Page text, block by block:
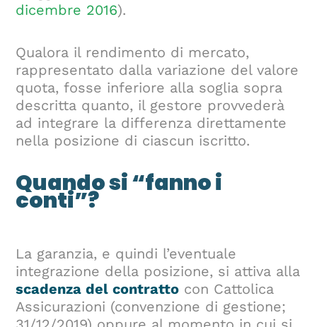
dicembre 2016).
Qualora il rendimento di mercato,
rappresentato dalla variazione del valore
quota, fosse inferiore alla soglia sopra
descritta quanto, il gestore provvederà
ad integrare la differenza direttamente
nella posizione di ciascun iscritto.
Quando si “fanno i
conti”?
La garanzia, e quindi l’eventuale
integrazione della posizione, si attiva alla
scadenza del contratto con Cattolica
Assicurazioni (convenzione di gestione;